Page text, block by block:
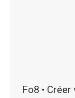
Fo8 •